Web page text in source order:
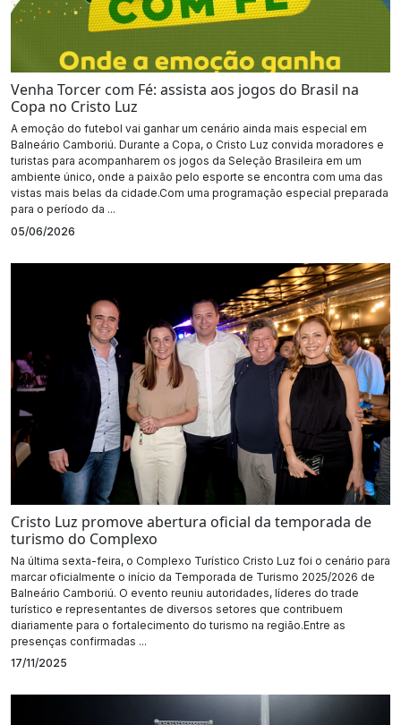
Venha Torcer com Fé: assista aos jogos do Brasil na
Copa no Cristo Luz
A emoção do futebol vai ganhar um cenário ainda mais especial em
Balneário Camboriú. Durante a Copa, o Cristo Luz convida moradores e
turistas para acompanharem os jogos da Seleção Brasileira em um
ambiente único, onde a paixão pelo esporte se encontra com uma das
vistas mais belas da cidade.Com uma programação especial preparada
para o período da ...
05/06/2026
Cristo Luz promove abertura oficial da temporada de
turismo do Complexo
Na última sexta-feira, o Complexo Turístico Cristo Luz foi o cenário para
marcar oficialmente o início da Temporada de Turismo 2025/2026 de
Balneário Camboriú. O evento reuniu autoridades, líderes do trade
turístico e representantes de diversos setores que contribuem
diariamente para o fortalecimento do turismo na região.Entre as
presenças confirmadas ...
17/11/2025